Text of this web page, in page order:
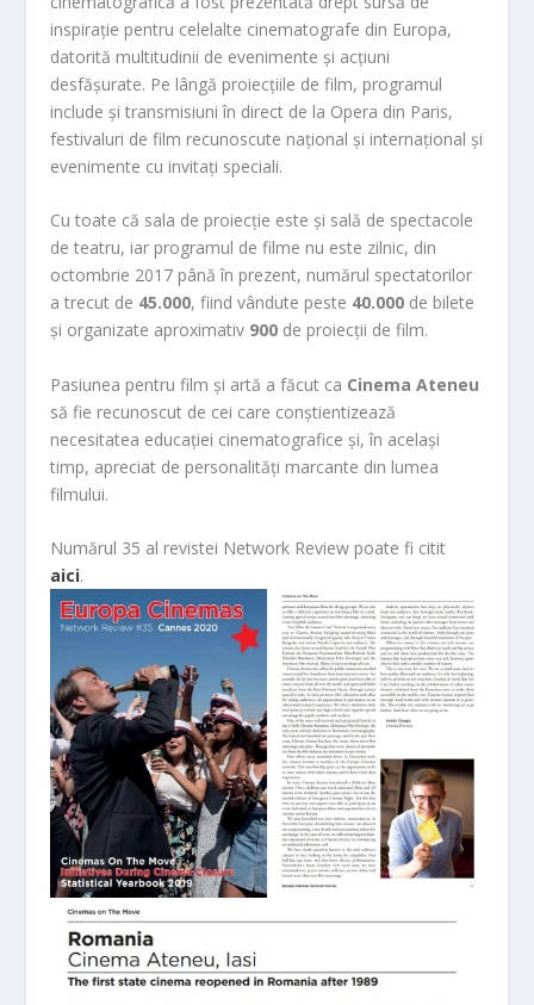
inspirație pentru celelalte cinematografe din Europa,
datorită multitudinii de evenimente și acțiuni
desfășurate. Pe lângă proiecțiile de film, programul
include și transmisiuni în direct de la Opera din Paris,
festivaluri de film recunoscute național și internațional și
evenimente cu invitați speciali.
Cu toate că sala de proiecție este și sală de spectacole
de teatru, iar programul de filme nu este zilnic, din
octombrie 2017 până în prezent, numărul spectatorilor
a trecut de 45.000, fiind vândute peste 40.000 de bilete
și organizate aproximativ 900 de proiecții de film.
Pasiunea pentru film și artă a făcut ca Cinema Ateneu
să fie recunoscut de cei care conștientizează
necesitatea educației cinematografice și, în același
timp, apreciat de personalități marcante din lumea
filmului.
Numărul 35 al revistei Network Review poate fi citit
aici.